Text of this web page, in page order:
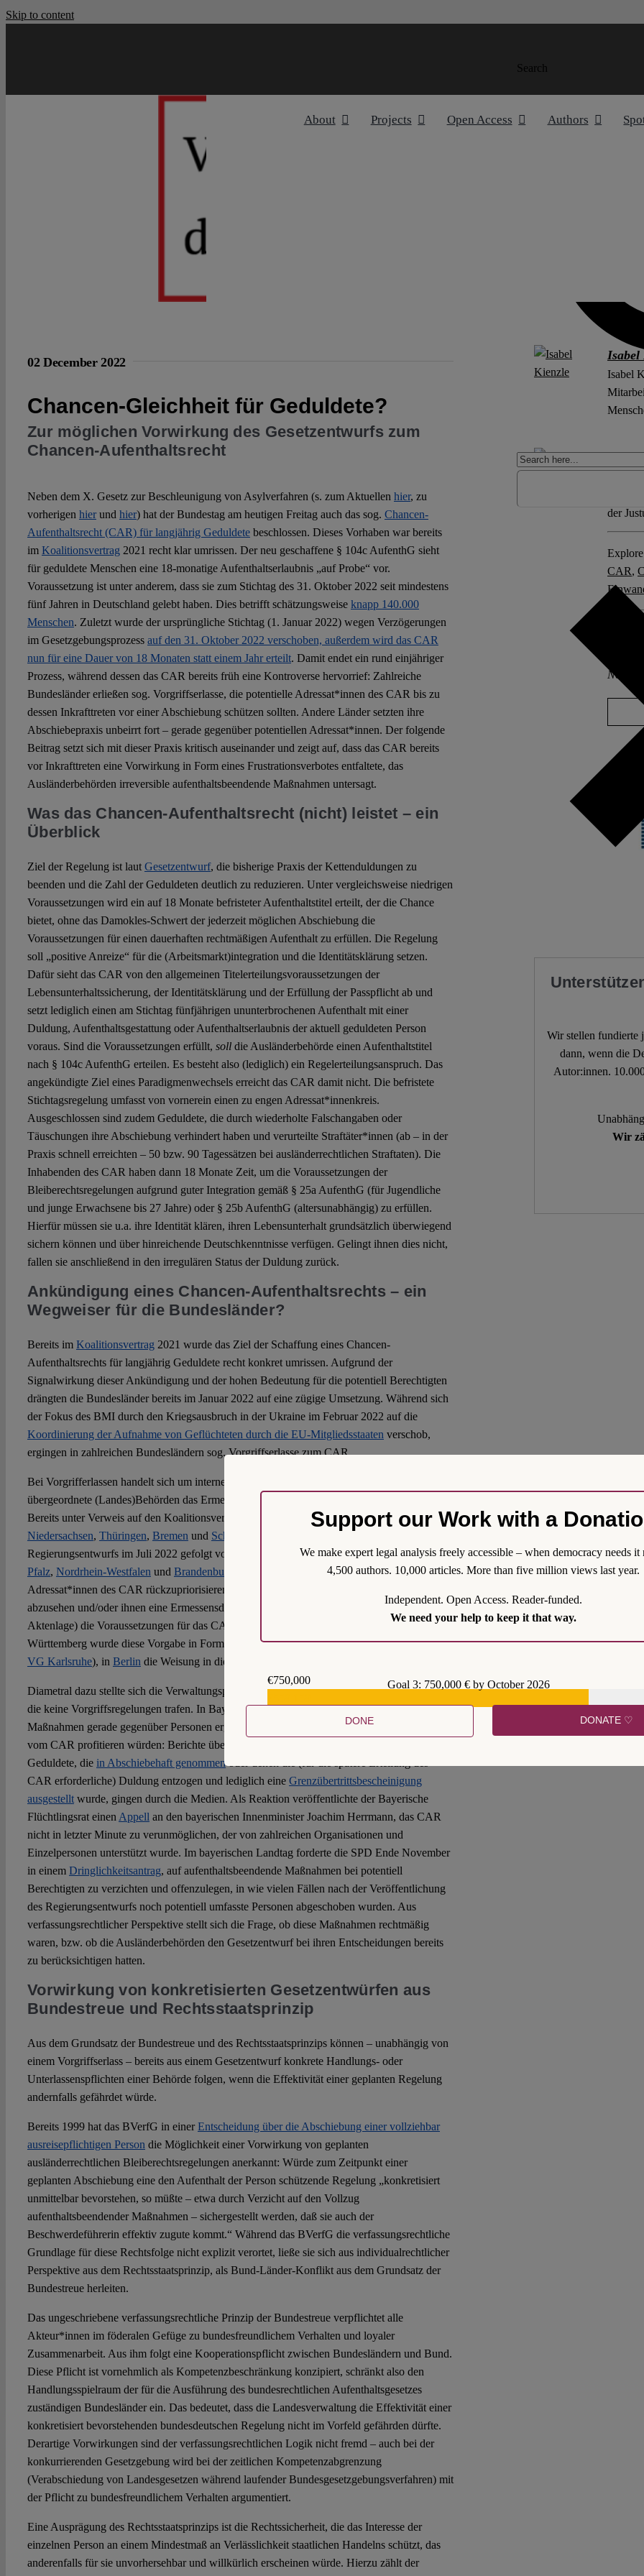
Skip to content
Search
About Projects Open Access Authors
02 December 2022
Chancen-Gleichheit für Geduldete?
Zur möglichen Vorwirkung des Gesetzentwurfs zum
Chancen-Aufenthaltsrecht
Neben dem X. Gesetz zur Beschleunigung von Asylverfahren (s. zum Aktuellen hier, zu
vorherigen hierund hier) hat der Bundestag am heutigen Freitag auch das sog. Chancen-
Aufenthaltsrecht (CAR) für langjährig Geduldetebeschlossen. Dieses Vorhaben war bereits
im Koalitionsvertrag2021 recht klar umrissen. Der neu geschaffene § 104c AufenthG sieht
für geduldete Menschen eine 18-monatige Aufenthaltserlaubnis „auf Probe“ vor.
Voraussetzung ist unter anderem, dass sie zum Stichtag des 31. Oktober 2022 seit mindestens
fünf Jahren in Deutschland gelebt haben. Dies betrifft schätzungsweise knapp 140.000
Menschen. Zuletzt wurde der ursprüngliche Stichtag (1. Januar 2022) wegen Verzögerungen
im Gesetzgebungsprozess auf den 31. Oktober 2022 verschoben, außerdem wird das CAR
nun für eine Dauer von 18 Monaten statt einem Jahr erteilt. Damit endet ein rund einjähriger
Prozess, während dessen das CAR bereits früh eine Kontroverse hervorrief: Zahlreiche
Bundesländer erließen sog. Vorgriffserlasse, die potentielle Adressat*innen des CAR bis zu
dessen Inkrafttreten vor einer Abschiebung schützen sollten. Andere Länder setzten ihre
Abschiebepraxis unbeirrt fort – gerade gegenüber potentiellen Adressat*innen. Der folgende
Beitrag setzt sich mit dieser Praxis kritisch auseinander und zeigt auf, dass das CAR bereits
vor Inkrafttreten eine Vorwirkung in Form eines Frustrationsverbotes entfaltete, das
Ausländerbehörden irreversible aufenthaltsbeendende Maßnahmen untersagt.
Was das Chancen-Aufenthaltsrecht (nicht) leistet – ein
Überblick
Ziel der Regelung ist lautGesetzentwurf, die bisherige Praxis der Kettenduldungen zu
beenden und die Zahl der Geduldeten deutlich zu reduzieren. Unter vergleichsweise niedrigen
Voraussetzungen wird ein auf 18 Monate befristeter Aufenthaltstitel erteilt, der die Chance
bietet, ohne das Damokles-Schwert der jederzeit möglichen Abschiebung die
Voraussetzungen für einen dauerhaften rechtmäßigen Aufenthalt zu erfüllen. Die Regelung
soll „positive Anreize“ für die (Arbeitsmarkt)integration und die Identitätsklärung setzen.
Dafür sieht das CAR von den allgemeinen Titelerteilungsvoraussetzungen der
Lebensunterhaltssicherung, der Identitätsklärung und der Erfüllung der Passpflicht ab und
setzt lediglich einen am Stichtag fünfjährigen ununterbrochenen Aufenthalt mit einer
Duldung, Aufenthaltsgestattung oder Aufenthaltserlaubnis der aktuell geduldeten Person
voraus. Sind die Voraussetzungen erfüllt, soll die Ausländerbehörde einen Aufenthaltstitel
nach § 104c AufenthG erteilen. Es besteht also (lediglich) ein Regelerteilungsanspruch. Das
angekündigte Ziel eines Paradigmenwechsels erreicht das CAR damit nicht. Die befristete
Stichtagsregelung umfasst von vornerein einen zu engen Adressat*innenkreis.
Ausgeschlossen sind zudem Geduldete, die durch wiederholte Falschangaben oder
Täuschungen ihre Abschiebung verhindert haben und verurteilte Straftäter*innen (ab – in der
Praxis schnell erreichten – 50 bzw. 90 Tagessätzen bei ausländerrechtlichen Straftaten). Die
Inhabenden des CAR haben dann 18 Monate Zeit, um die Voraussetzungen der
Bleiberechtsregelungen aufgrund guter Integration gemäß § 25a AufenthG (für Jugendliche
und junge Erwachsene bis 27 Jahre) oder § 25b AufenthG (altersunabhängig) zu erfüllen.
Hierfür müssen sie u.a. ihre Identität klären, ihren Lebensunterhalt grundsätzlich überwiegend
sichern können und über hinreichende Deutschkenntnisse verfügen. Gelingt ihnen dies nicht,
fallen sie anschließend in den irregulären Status der Duldung zurück.
Ankündigung eines Chancen-Aufenthaltsrechts – ein
Wegweiser für die Bundesländer?
Bereits im Koalitionsvertrag2021 wurde das Ziel der Schaffung eines Chancen-
Aufenthaltsrechts für langjährig Geduldete recht konkret umrissen. Aufgrund der
Signalwirkung dieser Ankündigung und der hohen Bedeutung für die potentiell Berechtigten
drängten die Bundesländer bereits im Januar 2022 auf eine zügige Umsetzung. Während sich
der Fokus des BMI durch den Kriegsausbruch in der Ukraine im Februar 2022 auf die
Koordinierung der Aufnahme von Geflüchteten durch die EU-Mitgliedsstaatenverschob,
ergingen in zahlreichen Bundesländern sog. Vorgriffserlasse zum CAR.
Bei Vorgrifferlassen handelt sich um interne Verwaltungsvorschriften, mittels derer
übergeordnete (Landes)Behörden das Ermessen der ihnen nachgeordneten Behörden lenken.
Bereits unter Verweis auf den Koalitionsvertrag wiesen die Landesbehörden von
Niedersachsen, Thüringen, Bremenund Schleswig-Holstein
Regierungsentwurfs im Juli 2022 gefolgt von den Landesbehörden in Hessen,Rheinland-
Pfalz, Nordrhein-Westfalenund Brandenburg
– die Ausländerbehörden an, voraussichtliche
Adressat*innen des CAR rückzupriorisieren, von aufenthaltsbeendenden Maßnahmen
abzusehen und/oder ihnen eine Ermessensduldung zu erteilen, wenn (nach derzeitiger
Aktenlage) die Voraussetzungen für das CAR voraussichtlich erfüllt wären. In Baden-
Württemberg wurde diese Vorgabe in Form einer mündlichen Anweisung erteilt (dazu u.a.
VG Karlsruhe), in Berlindie Weisung in die Verfahrenshinweise integriert.
Diametral dazu stellte sich die Verwaltungspraxis in den sechs weiteren Bundesländern dar,
die keine Vorgriffsregelungen trafen. In Bayern etwa sollen verstärkt aufenthaltsbeendende
Maßnahmen gerade gegenüber Personen ergriffen worden sein, die aller Voraussicht nach
vom CAR profitieren würden: Berichte über
Geduldete, die in Abschiebehaft genommenoder denen die (für die spätere Erteilung des
CAR erforderliche) Duldung entzogen und lediglich eine Grenzübertrittsbescheinigung
ausgestelltwurde, gingen durch die Medien. Als Reaktion veröffentlichte der Bayerische
Flüchtlingsrat einenAppellan den bayerischen Innenminister Joachim Herrmann, das CAR
nicht in letzter Minute zu verunmöglichen, der von zahlreichen Organisationen und
Einzelpersonen unterstützt wurde. Im bayerischen Landtag forderte die SPD Ende November
in einem Dringlichkeitsantrag, auf aufenthaltsbeendende Maßnahmen bei potentiell
Berechtigten zu verzichten und offenzulegen, in wie vielen Fällen nach der Veröffentlichung
des Regierungsentwurfs noch potentiell umfasste Personen abgeschoben wurden. Aus
verfassungsrechtlicher Perspektive stellt sich die Frage, ob diese Maßnahmen rechtmäßig
waren, bzw. ob die Ausländerbehörden den Gesetzentwurf bei ihren Entscheidungen bereits
zu berücksichtigen hatten.
Vorwirkung von konkretisierten Gesetzentwürfen aus
Bundestreue und Rechtsstaatsprinzip
Aus dem Grundsatz der Bundestreue und des Rechtsstaatsprinzips können – unabhängig von
einem Vorgriffserlass – bereits aus einem Gesetzentwurf konkrete Handlungs- oder
Unterlassenspflichten einer Behörde folgen, wenn die Effektivität einer geplanten Regelung
andernfalls gefährdet würde.
Bereits 1999 hat das BVerfG in einerEntscheidung über die Abschiebung einer vollziehbar
ausreisepflichtigen Persondie Möglichkeit einer Vorwirkung von geplanten
ausländerrechtlichen Bleiberechtsregelungen anerkannt: Würde zum Zeitpunkt einer
geplanten Abschiebung eine den Aufenthalt der Person schützende Regelung „konkretisiert
unmittelbar bevorstehen, so müßte – etwa durch Verzicht auf den Vollzug
aufenthaltsbeendender Maßnahmen – sichergestellt werden, daß sie auch der
Beschwerdeführerin effektiv zugute kommt.“ Während das BVerfG die verfassungsrechtliche
Grundlage für diese Rechtsfolge nicht explizit verortet, ließe sie sich aus individualrechtlicher
Perspektive aus dem Rechtsstaatsprinzip, als Bund-Länder-Konflikt aus dem Grundsatz der
Bundestreue herleiten.
Das ungeschriebene verfassungsrechtliche Prinzip der Bundestreue verpflichtet alle
Akteur*innen im föderalen Gefüge zu bundesfreundlichem Verhalten und loyaler
Zusammenarbeit. Aus ihm folgt eine Kooperationspflicht zwischen Bundesländern und Bund.
Diese Pflicht ist vornehmlich als Kompetenzbeschränkung konzipiert, schränkt also den
Handlungsspielraum der für die Ausführung des bundesrechtlichen Aufenthaltsgesetzes
zuständigen Bundesländer ein. Das bedeutet, dass die Landesverwaltung die Effektivität einer
konkretisiert bevorstehenden bundesdeutschen Regelung nicht im Vorfeld gefährden dürfte.
Derartige Vorwirkungen sind der verfassungsrechtlichen Logik nicht fremd – auch bei der
konkurrierenden Gesetzgebung wird bei der zeitlichen Kompetenzabgrenzung
(Verabschiedung von Landesgesetzen während laufender Bundesgesetzgebungsverfahren) mit
der Pflicht zu bundesfreundlichem Verhalten argumentiert.
Eine Ausprägung des Rechtsstaatsprinzips ist die Rechtssicherheit, die das Interesse der
einzelnen Person an einem Mindestmaß an Verlässlichkeit staatlichen Handelns schützt, das
anderenfalls für sie unvorhersehbar und willkürlich erscheinen würde. Hierzu zählt der
Isabel
Isabel
Rhea
Rhea
der
CAR,
Other
No
Wir stellen fundierte
dann, wenn die
Autor:innen.
Wir
Support our Work with a
We make expert legal analysis freely accessible – when democracy needs it
4,500 authors. 10,000 articles. More than five million views last year.
Independent. Open Access. Reader-funded.
We need your help to keep it that way.
€750,000
Goal 3: 750,000 € by October 2026
DONE DONATE ♡